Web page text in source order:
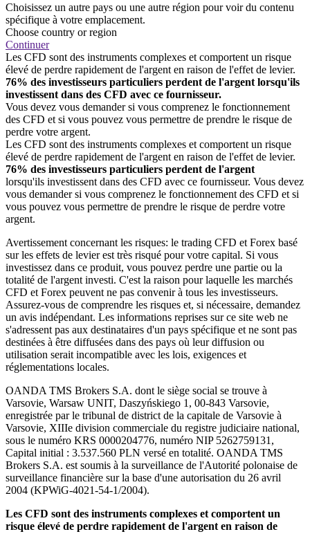
Choisissez un autre pays ou une autre région pour voir du contenu
spécifique à votre emplacement.
Choose country or region
Continuer
Les CFD sont des instruments complexes et comportent un risque
élevé de perdre rapidement de l'argent en raison de l'effet de levier.
76% des investisseurs particuliers perdent de l'argent lorsqu'ils
investissent dans des CFD avec ce fournisseur.
Vous devez vous demander si vous comprenez le fonctionnement
des CFD et si vous pouvez vous permettre de prendre le risque de
perdre votre argent.
Les CFD sont des instruments complexes et comportent un risque
élevé de perdre rapidement de l'argent en raison de l'effet de levier.
76% des investisseurs particuliers perdent de l'argent
lorsqu'ils investissent dans des CFD avec ce fournisseur. Vous devez
vous demander si vous comprenez le fonctionnement des CFD et si
vous pouvez vous permettre de prendre le risque de perdre votre
argent.
Avertissement concernant les risques: le trading CFD et Forex basé
sur les effets de levier est très risqué pour votre capital. Si vous
investissez dans ce produit, vous pouvez perdre une partie ou la
totalité de l'argent investi. C'est la raison pour laquelle les marchés
CFD et Forex peuvent ne pas convenir à tous les investisseurs.
Assurez-vous de comprendre les risques et, si nécessaire, demandez
un avis indépendant. Les informations reprises sur ce site web ne
s'adressent pas aux destinataires d'un pays spécifique et ne sont pas
destinées à être diffusées dans des pays où leur diffusion ou
utilisation serait incompatible avec les lois, exigences et
réglementations locales.
OANDA TMS Brokers S.A. dont le siège social se trouve à
Varsovie, Warsaw UNIT, Daszyńskiego 1, 00-843 Varsovie,
enregistrée par le tribunal de district de la capitale de Varsovie à
Varsovie, XIIIe division commerciale du registre judiciaire national,
sous le numéro KRS 0000204776, numéro NIP 5262759131,
Capital initial : 3.537.560 PLN versé en totalité. OANDA TMS
Brokers S.A. est soumis à la surveillance de l'Autorité polonaise de
surveillance financière sur la base d'une autorisation du 26 avril
2004 (KPWiG-4021-54-1/2004).
Les CFD sont des instruments complexes et comportent un
risque élevé de perdre rapidement de l'argent en raison de